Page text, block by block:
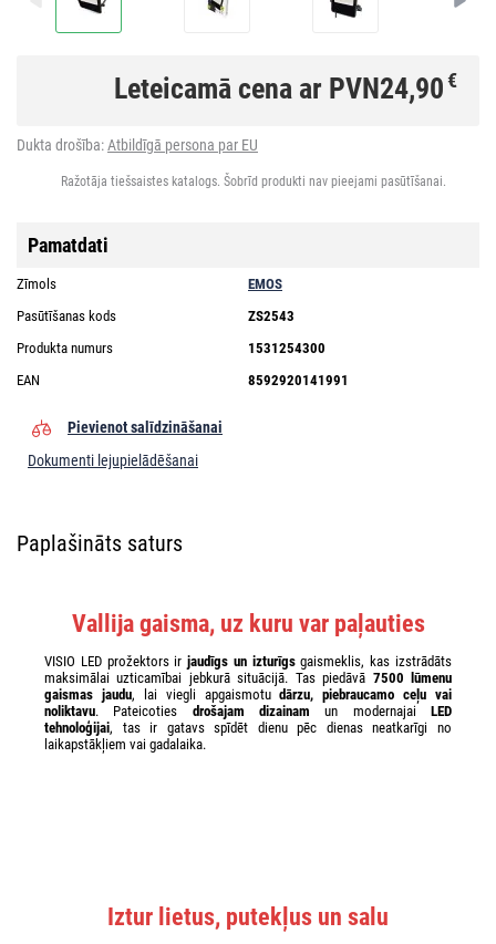
Leteicamā cena ar PVN24,90€
Dukta drošība:Atbildīgā persona par EU
Ražotāja tiešsaistes katalogs. Šobrīd produkti nav pieejami pasūtīšanai.
Pamatdati
Zīmols
EMOS
Pasūtīšanas kods
ZS2543
Produkta numurs
1531254300
EAN
8592920141991
Pievienot salīdzināšanai
Dokumenti lejupielādēšanai
Paplašināts saturs
Vallija gaisma, uz kuru var paļauties
VISIO LED prožektors irjaudīgs un izturīgsgaismeklis, kas izstrādāts
maksimālai uzticamībai jebkurā situācijā. Tas piedāvā 7500 lūmenu
gaismas jaudu, lai viegli apgaismotudārzu, piebraucamo ceļu vai
noliktavu. Pateicoties drošajam dizainam un modernajaiLED
tehnoloģijai, tas ir gatavs spīdēt dienu pēc dienas neatkarīgi no
laikapstākļiem vai gadalaika.
Iztur lietus, putekļus un salu